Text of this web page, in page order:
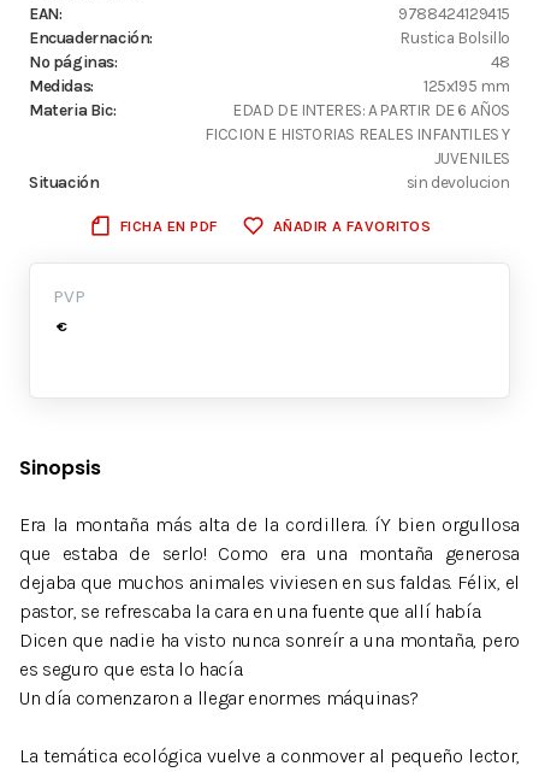
EAN:
9788424129415
Encuadernación:
Rustica Bolsillo
Nº páginas:
48
Medidas:
125x195 mm
Materia Bic:
EDAD DE INTERES: A PARTIR DE 6 AÑOS
FICCION E HISTORIAS REALES INFANTILES Y
JUVENILES
Situación
sin devolucion
FICHA EN PDF AÑADIR A FAVORITOS
PVP
€
Sinopsis
Era la montaña más alta de la cordillera. íY bien orgullosa
que estaba de serlo! Como era una montaña generosa
dejaba que muchos animales viviesen en sus faldas. Félix, el
pastor, se refrescaba la cara en una fuente que allí había.
Dicen que nadie ha visto nunca sonreír a una montaña, pero
es seguro que esta lo hacía.
Un día comenzaron a llegar enormes máquinas?
La temática ecológica vuelve a conmover al pequeño lector,